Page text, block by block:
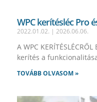
WPC kerítésléc Pro
2022.01.02. 2026.06.06.
A WPC
kerítés a
TOVÁBB OLVASOM »